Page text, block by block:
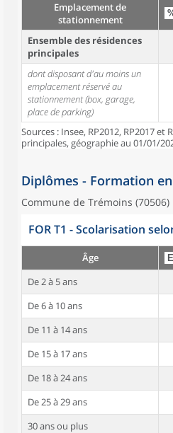
Emplacement de
stationnement
Ensemble des résidences
principales
dont disposant d'au moins un
emplacement réservé au
stationnement (box, garage,
place de parking)
Sources : Insee, RP2012, RP2017 et
principales, géographie au 01/01/
Diplômes - Formation
Commune de Trémoins (70506)
FOR T1 - Scolarisation
Âge
De 2 à 5 ans
De 6 à 10 ans
De 11 à 14 ans
De 15 à 17 ans
De 18 à 24 ans
De 25 à 29 ans
30 ans ou plus